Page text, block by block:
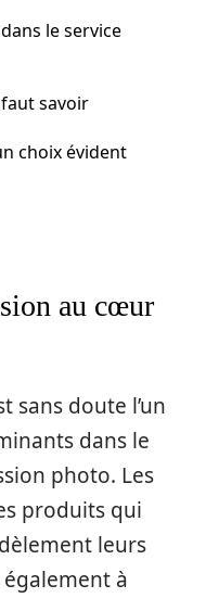
le service
faut savoir
choix évident
au cœur
sans doute l’un
dans le
photo. Les
produits qui
leurs
à